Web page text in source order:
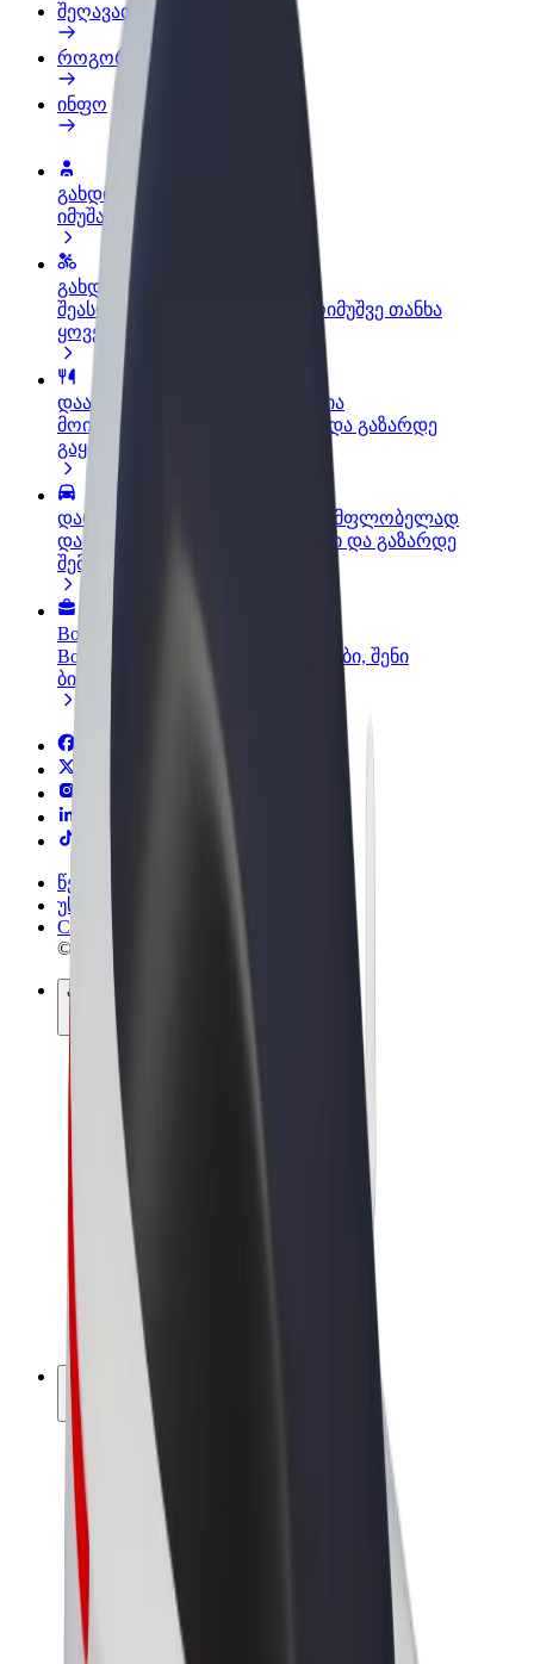
შეღავათები
როგორ გავხდე გამომწერი
ინფო
გახდი პარტნიორი მძღოლი
იმუშავე საკუთარი გრაფიკით
გახდი კურიერი
შეასრულე შეკვეთები და გამოიმუშვე თანხა
ყოველკვირეულად
დაამატე რესტორანი ან მაღაზია
მოიზიდე მეტი მომხმარებელი და გაზარდე
გაყიდვები
დარეგისტრირდი ავტოპარკის მფლობელად
დაამატე შენი ავტოპარკი Bolt-ში და გაზარდე
შემოსავალი
Bolt ბიზნესისთვის
Bolt-ის პროდუქტები და სერვისები, შენი
ბიზნესისთვის
წესები და პირობები
უსაფრთხოება
Cookies
© 2026 Bolt Technology OÜ
პროდუქტები
მგზავრობები
სკუტერები
Bolt Market
Bolt Food
Bolt Drive
Bolt ბიზნესისთვის
ელ. ბაიკი
Bolt Plus
გამოიმუშავე Bolt-თან ერთად
მძღოლები
მძღოლის შემოსავლები
კურიერები
კურიერის შემოსავლები
Bolt Food პარტნიორები
ავტოპარკები